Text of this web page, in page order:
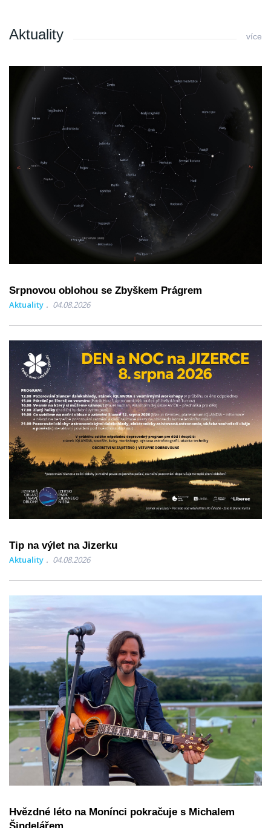
Aktuality více
Srpnovou oblohou se Zbyškem Prágrem
Aktuality 04.08.2026
Tip na výlet na Jizerku
Aktuality 04.08.2026
Hvězdné léto na Monínci pokračuje s Michalem
Šindelářem